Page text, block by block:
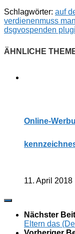
Schlagwörter: auf
verdienenmuss
dsgvospenden
Online-
11. April 2018
Nächster
Eltern das